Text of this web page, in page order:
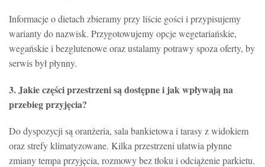
Informacje o dietach zbieramy przy liście gości i przypisujemy
warianty do nazwisk. Przygotowujemy opcje wegetariańskie,
wegańskie i bezglutenowe oraz ustalamy potrawy spoza oferty, by
serwis był płynny.
3. Jakie części przestrzeni są dostępne i jak wpływają na
przebieg przyjęcia?
Do dyspozycji są oranżeria, sala bankietowa i tarasy z widokiem
oraz strefy klimatyzowane. Kilka przestrzeni ułatwia płynne
zmiany tempa przyjęcia, rozmowy bez tłoku i odciążenie parkietu.